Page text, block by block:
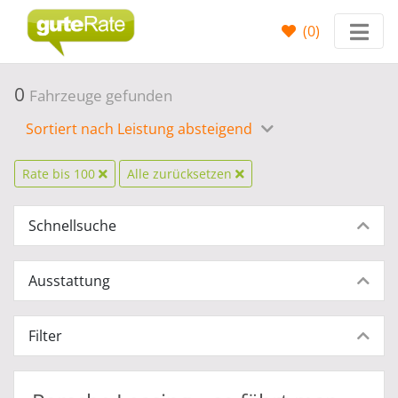
(0)
0 Fahrzeuge gefunden
Sortiert nach Leistung absteigend
Rate bis 100 Alle zurücksetzen
Schnellsuche
Ausstattung
Filter